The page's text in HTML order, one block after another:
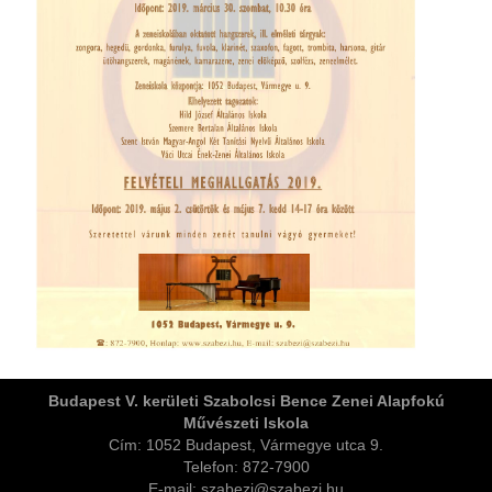
Területi Válogatója
Budapest V. kerületi Szabolcsi Bence Zenei Alapfokú
Művészeti Iskola
Cím: 1052 Budapest, Vármegye utca 9.
Telefon: 872-7900